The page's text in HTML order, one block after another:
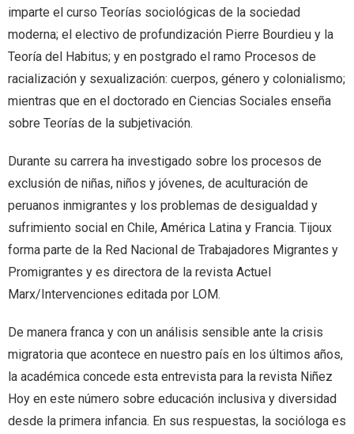
imparte el curso Teorías sociológicas de la sociedad
moderna; el electivo de profundización Pierre Bourdieu y la
Teoría del Habitus; y en postgrado el ramo Procesos de
racialización y sexualización: cuerpos, género y colonialismo;
mientras que en el doctorado en Ciencias Sociales enseña
sobre Teorías de la subjetivación.
Durante su carrera ha investigado sobre los procesos de
exclusión de niñas, niños y jóvenes, de aculturación de
peruanos inmigrantes y los problemas de desigualdad y
sufrimiento social en Chile, América Latina y Francia. Tijoux
forma parte de la Red Nacional de Trabajadores Migrantes y
Promigrantes y es directora de la revista Actuel
Marx/Intervenciones editada por LOM.
De manera franca y con un análisis sensible ante la crisis
migratoria que acontece en nuestro país en los últimos años,
la académica concede esta entrevista para la revista Niñez
Hoy en este número sobre educación inclusiva y diversidad
desde la primera infancia. En sus respuestas, la socióloga es